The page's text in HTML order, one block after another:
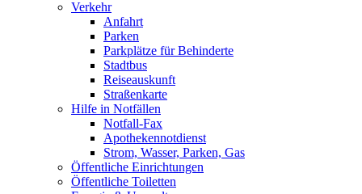
Verkehr
Anfahrt
Parken
Parkplätze für Behinderte
Stadtbus
Reiseauskunft
Straßenkarte
Hilfe in Notfällen
Notfall-Fax
Apothekennotdienst
Strom, Wasser, Parken, Gas
Öffentliche Einrichtungen
Öffentliche Toiletten